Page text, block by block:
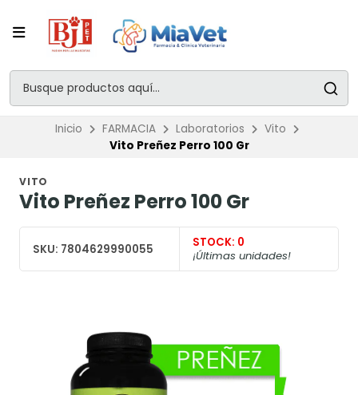
Inicio FARMACIA Laboratorios
Vito
Vito Preñez Perro 100 Gr
VITO
Vito Preñez Perro 100 Gr
SKU: 7804629990055 STOCK: 0
¡Últimas unidades!